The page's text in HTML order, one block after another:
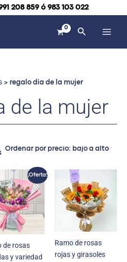
208 859 ó 983 103 022
Buscar
regalo dia de la mujer
de la mujer
Ordenado
por
precio:
¡Oferta!
de rosas
y variedad
El
precio
original
era:
S/ 100.00.
El
precio
actual
es:
Ramo de rosas
rojas y girasoles